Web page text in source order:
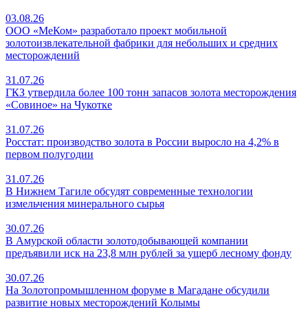
03.08.26
ООО «МеКом» разработало проект мобильной
золотоизвлекательной фабрики для небольших и средних
месторождений
31.07.26
ГКЗ утвердила более 100 тонн запасов золота месторождения
«Совиное» на Чукотке
31.07.26
Росстат: производство золота в России выросло на 4,2% в
первом полугодии
31.07.26
В Нижнем Тагиле обсудят современные технологии
измельчения минерального сырья
30.07.26
В Амурской области золотодобывающей компании
предъявили иск на 23,8 млн рублей за ущерб лесному фонду
30.07.26
На Золотопромышленном форуме в Магадане обсудили
развитие новых месторождений Колымы